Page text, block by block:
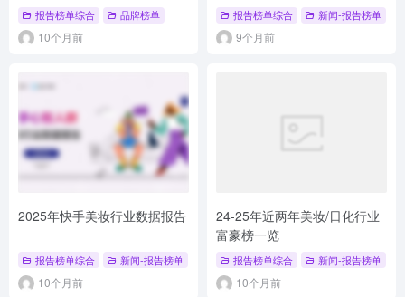
报告榜单综合 品牌榜单
10个月前
报告榜单综合 新闻-报告榜单
9个月前
2025年快手美妆行业数据报告
报告榜单综合 新闻-报告榜单 # 行业报告 # 快手美妆
10个月前
24-25年近两年美妆/日化行业
富豪榜一览
报告榜单综合 新闻-报告榜单
10个月前